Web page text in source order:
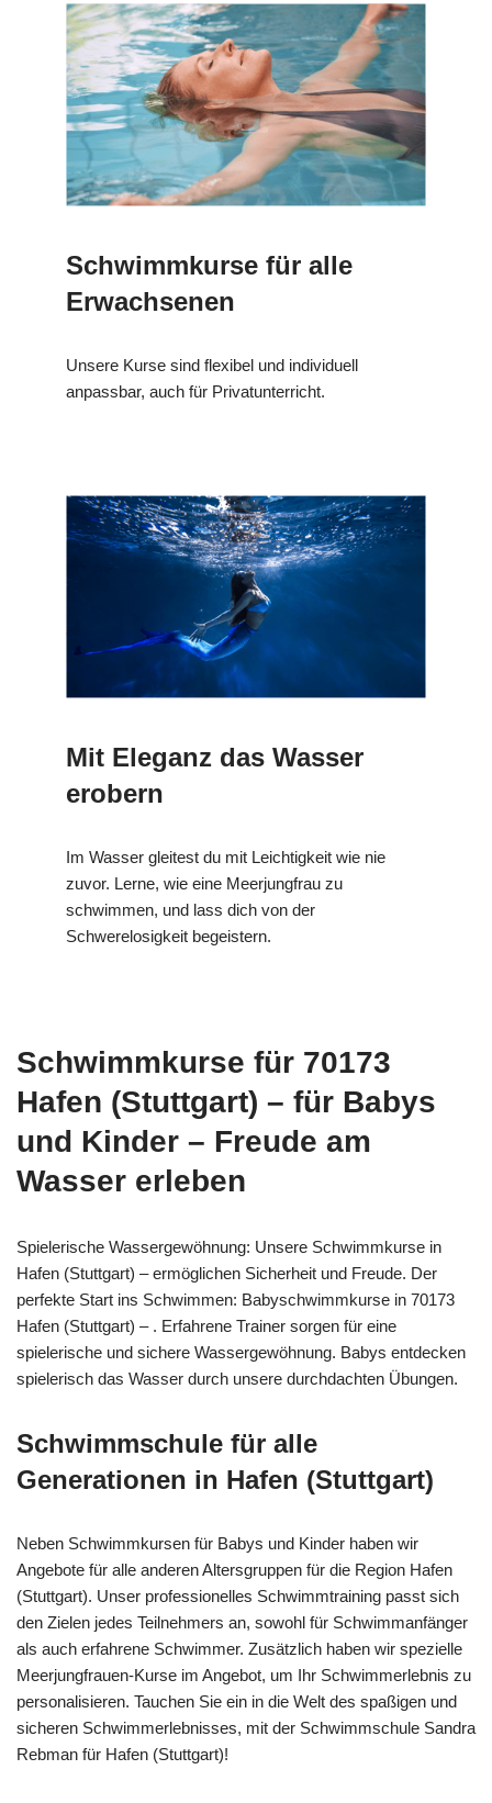
Schwimmkurse für alle
Erwachsenen
Unsere Kurse sind flexibel und individuell
anpassbar, auch für Privatunterricht.
Mit Eleganz das Wasser
erobern
Im Wasser gleitest du mit Leichtigkeit wie nie
zuvor. Lerne, wie eine Meerjungfrau zu
schwimmen, und lass dich von der
Schwerelosigkeit begeistern.
Schwimmkurse für 70173
Hafen (Stuttgart) – für Babys
und Kinder – Freude am
Wasser erleben
Spielerische Wassergewöhnung: Unsere Schwimmkurse in
Hafen (Stuttgart) – ermöglichen Sicherheit und Freude. Der
perfekte Start ins Schwimmen: Babyschwimmkurse in 70173
Hafen (Stuttgart) – . Erfahrene Trainer sorgen für eine
spielerische und sichere Wassergewöhnung. Babys entdecken
spielerisch das Wasser durch unsere durchdachten Übungen.
Schwimmschule für alle
Generationen in Hafen (Stuttgart)
Neben Schwimmkursen für Babys und Kinder haben wir
Angebote für alle anderen Altersgruppen für die Region Hafen
(Stuttgart). Unser professionelles Schwimmtraining passt sich
den Zielen jedes Teilnehmers an, sowohl für Schwimmanfänger
als auch erfahrene Schwimmer. Zusätzlich haben wir spezielle
Meerjungfrauen-Kurse im Angebot, um Ihr Schwimmerlebnis zu
personalisieren. Tauchen Sie ein in die Welt des spaßigen und
sicheren Schwimmerlebnisses, mit der Schwimmschule Sandra
Rebman für Hafen (Stuttgart)!